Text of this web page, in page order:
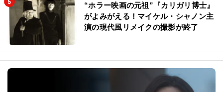
“ホラー映画の元祖”『カリガリ博士』
がよみがえる！マイケル・シャノン主
演の現代風リメイクの撮影が終了